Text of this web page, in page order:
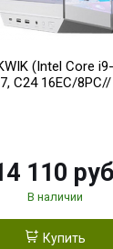
(Intel Core
C24 16EC/
MAX
110
В наличии
Купить